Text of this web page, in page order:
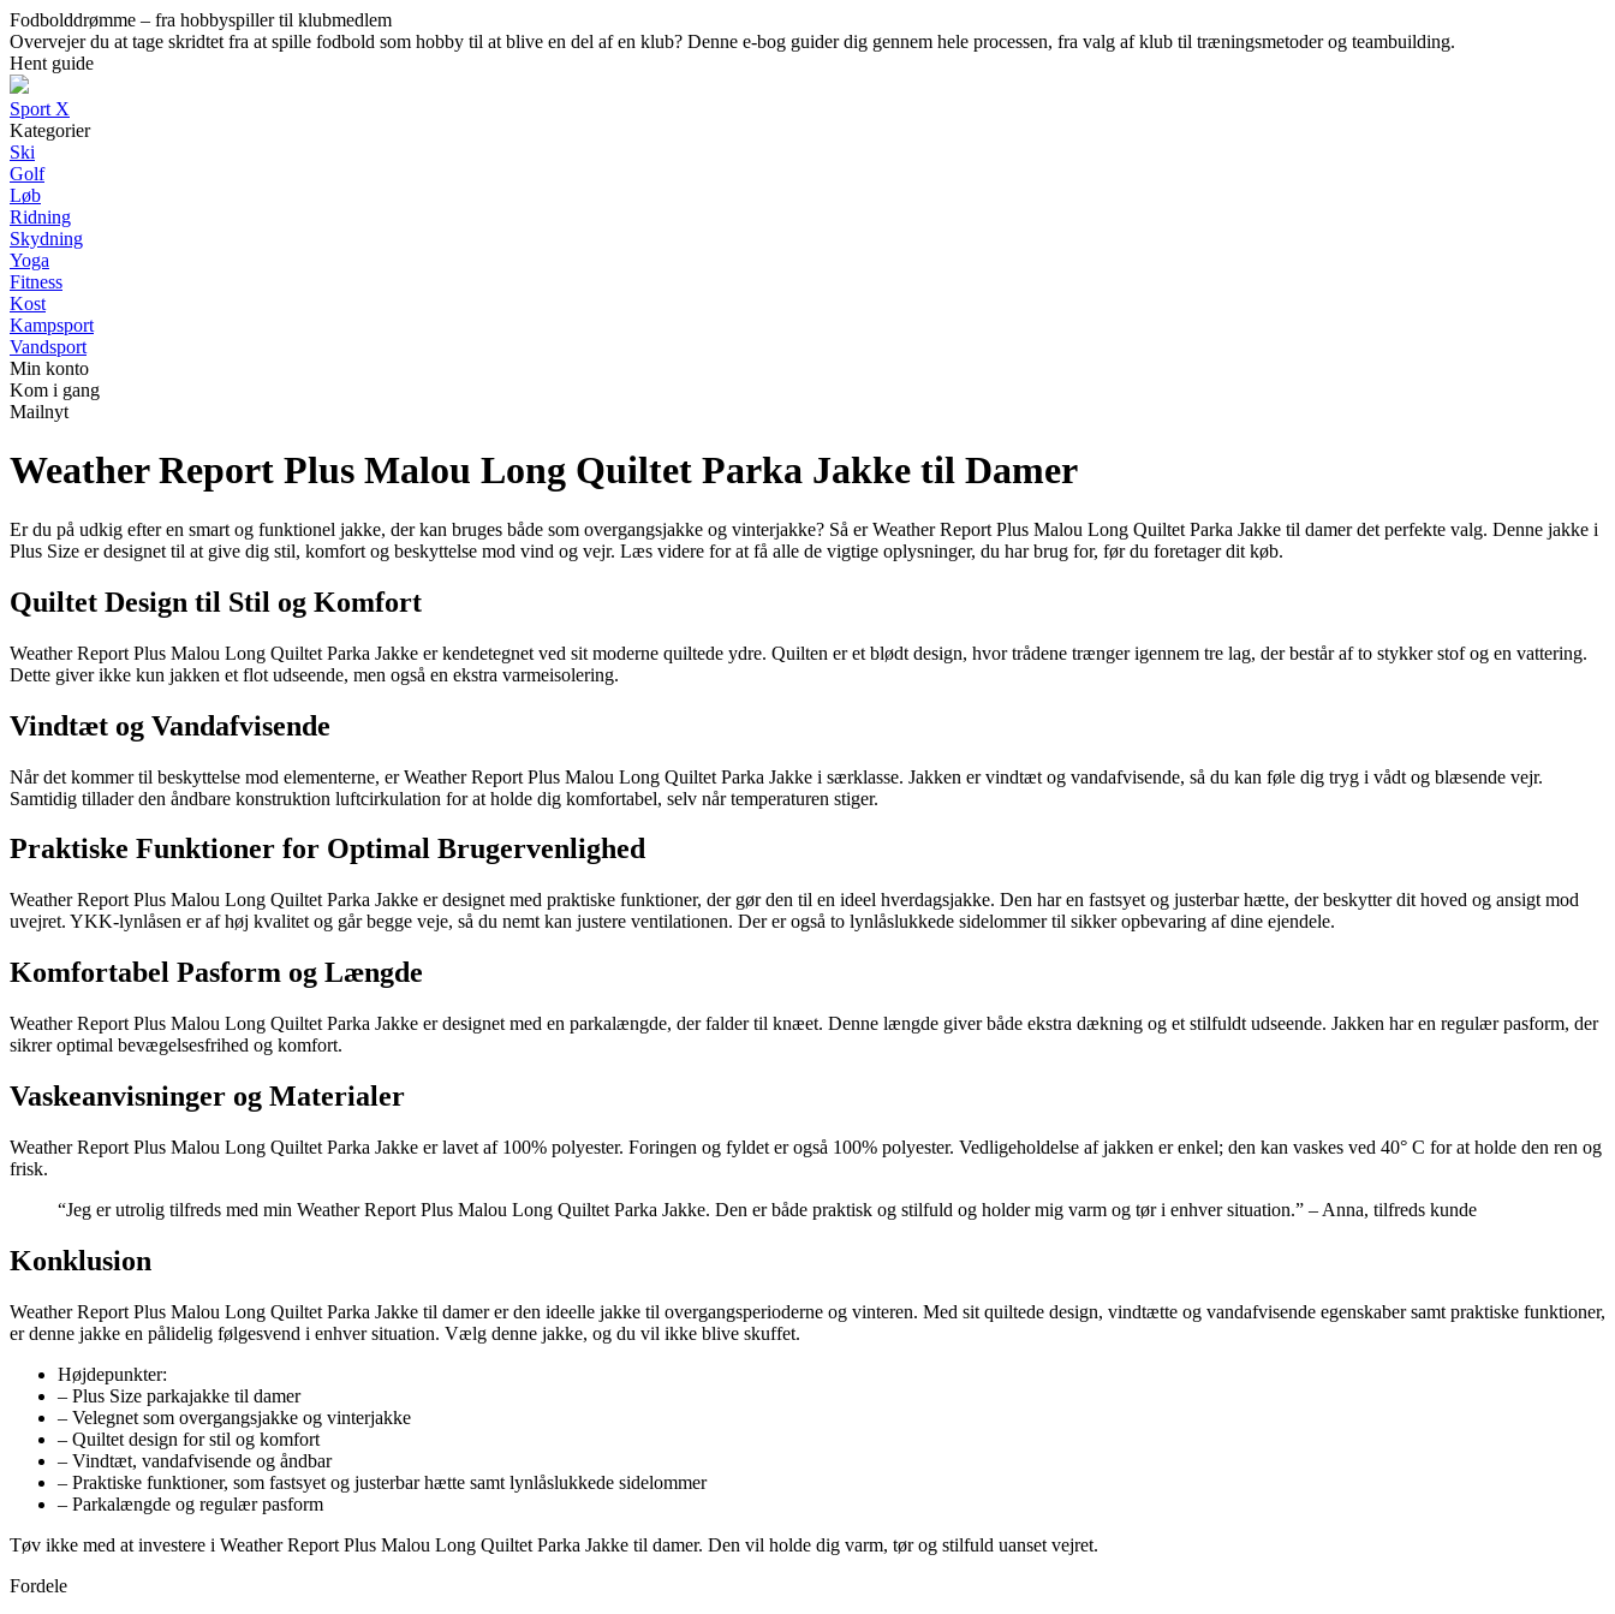
Fodbolddrømme – fra hobbyspiller til klubmedlem
Overvejer du at tage skridtet fra at spille fodbold som hobby til at blive en del af en klub? Denne e-bog guider dig gennem hele processen, fra valg af klub til træningsmetoder og teambuilding.
Hent guide
Sport X
Kategorier
Ski
Golf
Løb
Ridning
Skydning
Yoga
Fitness
Kost
Kampsport
Vandsport
Min konto
Kom i gang
Mailnyt
Weather Report Plus Malou Long Quiltet Parka Jakke til Damer
Er du på udkig efter en smart og funktionel jakke, der kan bruges både som overgangsjakke og vinterjakke? Så er Weather Report Plus Malou Long Quiltet Parka Jakke til damer det perfekte valg. Denne jakke i
Plus Size er designet til at give dig stil, komfort og beskyttelse mod vind og vejr. Læs videre for at få alle de vigtige oplysninger, du har brug for, før du foretager dit køb.
Quiltet Design til Stil og Komfort
Weather Report Plus Malou Long Quiltet Parka Jakke er kendetegnet ved sit moderne quiltede ydre. Quilten er et blødt design, hvor trådene trænger igennem tre lag, der består af to stykker stof og en vattering.
Dette giver ikke kun jakken et flot udseende, men også en ekstra varmeisolering.
Vindtæt og Vandafvisende
Når det kommer til beskyttelse mod elementerne, er Weather Report Plus Malou Long Quiltet Parka Jakke i særklasse. Jakken er vindtæt og vandafvisende, så du kan føle dig tryg i vådt og blæsende vejr.
Samtidig tillader den åndbare konstruktion luftcirkulation for at holde dig komfortabel, selv når temperaturen stiger.
Praktiske Funktioner for Optimal Brugervenlighed
Weather Report Plus Malou Long Quiltet Parka Jakke er designet med praktiske funktioner, der gør den til en ideel hverdagsjakke. Den har en fastsyet og justerbar hætte, der beskytter dit hoved og ansigt mod
uvejret. YKK-lynlåsen er af høj kvalitet og går begge veje, så du nemt kan justere ventilationen. Der er også to lynlåslukkede sidelommer til sikker opbevaring af dine ejendele.
Komfortabel Pasform og Længde
Weather Report Plus Malou Long Quiltet Parka Jakke er designet med en parkalængde, der falder til knæet. Denne længde giver både ekstra dækning og et stilfuldt udseende. Jakken har en regulær pasform, der
sikrer optimal bevægelsesfrihed og komfort.
Vaskeanvisninger og Materialer
Weather Report Plus Malou Long Quiltet Parka Jakke er lavet af 100% polyester. Foringen og fyldet er også 100% polyester. Vedligeholdelse af jakken er enkel; den kan vaskes ved 40° C for at holde den ren og
frisk.
“Jeg er utrolig tilfreds med min Weather Report Plus Malou Long Quiltet Parka Jakke. Den er både praktisk og stilfuld og holder mig varm og tør i enhver situation.” – Anna, tilfreds kunde
Konklusion
Weather Report Plus Malou Long Quiltet Parka Jakke til damer er den ideelle jakke til overgangsperioderne og vinteren. Med sit quiltede design, vindtætte og vandafvisende egenskaber samt praktiske funktioner,
er denne jakke en pålidelig følgesvend i enhver situation. Vælg denne jakke, og du vil ikke blive skuffet.
Højdepunkter:
– Plus Size parkajakke til damer
– Velegnet som overgangsjakke og vinterjakke
– Quiltet design for stil og komfort
– Vindtæt, vandafvisende og åndbar
– Praktiske funktioner, som fastsyet og justerbar hætte samt lynlåslukkede sidelommer
– Parkalængde og regulær pasform
Tøv ikke med at investere i Weather Report Plus Malou Long Quiltet Parka Jakke til damer. Den vil holde dig varm, tør og stilfuld uanset vejret.
Fordele